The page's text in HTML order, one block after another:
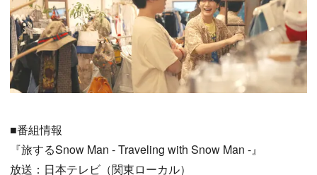
■番組情報
『旅するSnow Man - Traveling with Snow Man -』
放送：日本テレビ（関東ローカル）